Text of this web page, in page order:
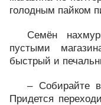
голодным пайком
Семён
пустыми
быстрый и
– Собирайте
Придется